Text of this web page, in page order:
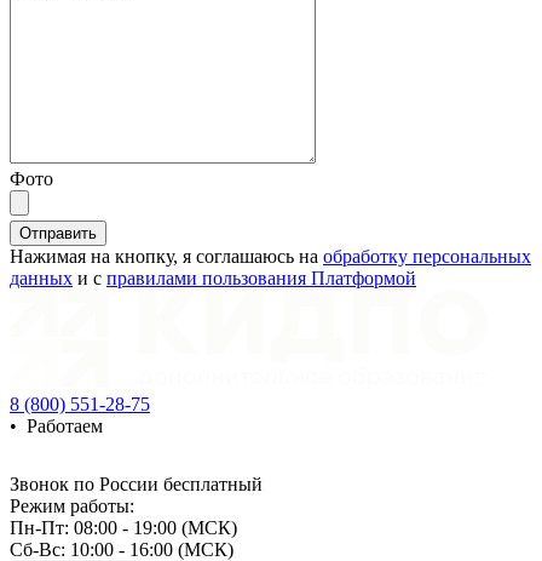
Фото
Отправить
Нажимая на кнопку, я соглашаюсь на обработку персональных
данных и с правилами пользования Платформой
8 (800) 551-28-75
• Работаем
Звонок по России бесплатный
Режим работы:
Пн-Пт: 08:00 - 19:00 (МСК)
Сб-Вс: 10:00 - 16:00 (МСК)
Max